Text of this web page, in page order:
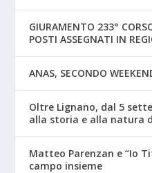
GIURAMENTO 233°
POSTI ASSEGNATI IN
ANAS, SECONDO
Oltre Lignano, dal 5
alla storia e alla natura
Matteo Parenzan e “Io
campo insieme